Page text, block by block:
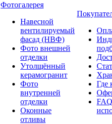
Фотогалерея
Навесной
вентилируемый
фасад (НВФ)
Фото внешней
отделки
Утолщённый
керамогранит
Фото
внутренней
отделки
Оконные
отливы
Где